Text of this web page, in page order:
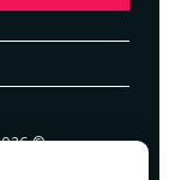
© 2026 כל הזכויות שמורות ל